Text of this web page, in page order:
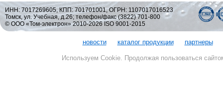
ИНН: 7017269605, КПП: 701701001, ОГРН: 1107017016523
Томск, ул. Учебная, д.26; телефон/факс (3822) 701-800
© ООО «Том-электрон» 2010-2026 ISO 9001-2015
новости каталог продукции партнеры
Используем Cookie. Продолжая пользоваться